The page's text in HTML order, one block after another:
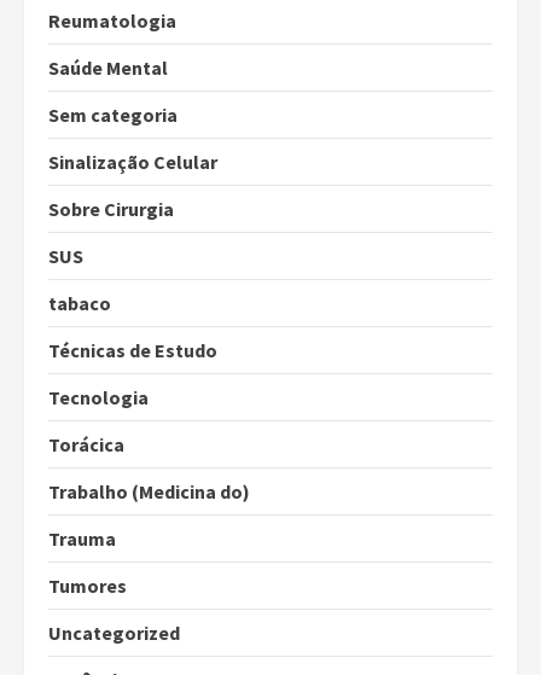
Reumatologia
Saúde Mental
Sem categoria
Sinalização Celular
Sobre Cirurgia
SUS
tabaco
Técnicas de Estudo
Tecnologia
Torácica
Trabalho (Medicina do)
Trauma
Tumores
Uncategorized